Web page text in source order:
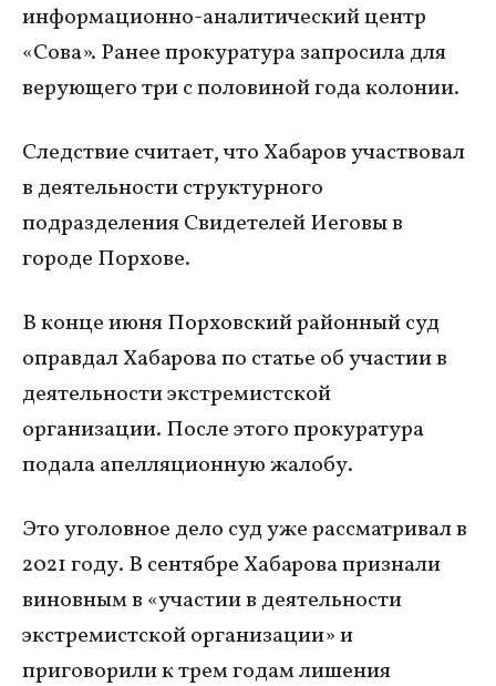
информационно-аналитический центр
«Сова». Ранее прокуратура запросила для
верующего три с половиной года колонии.
Следствие считает, что Хабаров участвовал
в деятельности структурного
подразделения Свидетелей Иеговы в
городе Порхове.
В конце июня Порховский районный суд
оправдал Хабарова по статье об участии в
деятельности экстремистской
организации. После этого прокуратура
подала апелляционную жалобу.
Это уголовное дело суд уже рассматривал в
2021 году. В сентябре Хабарова признали
виновным в «участии в деятельности
экстремистской организации» и
приговорили к трем годам лишения